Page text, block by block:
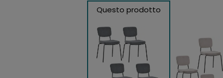
Questo prodotto